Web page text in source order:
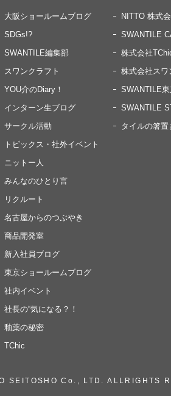
大阪ショールームブログ
SDGs!?
SWANTILE編集部
スワンクラフト
YOU介のDiary！
インターン生ブログ
サークル活動
トピックス・社外イベント
ニットー人
みんなのひとり言
リクルート
名古屋からのつぶやき
商品開発室
新入社員ブログ
東京ショールームブログ
社内イベント
社長の“気になる？！
釉薬の秘密
TChic
NITTO 株式
SWANTILE
株式会社
株式会社スワ
SWANTILE
SWANTILE
タイルの箸
SEITOSHO Co., LTD. ALLRIGHTS